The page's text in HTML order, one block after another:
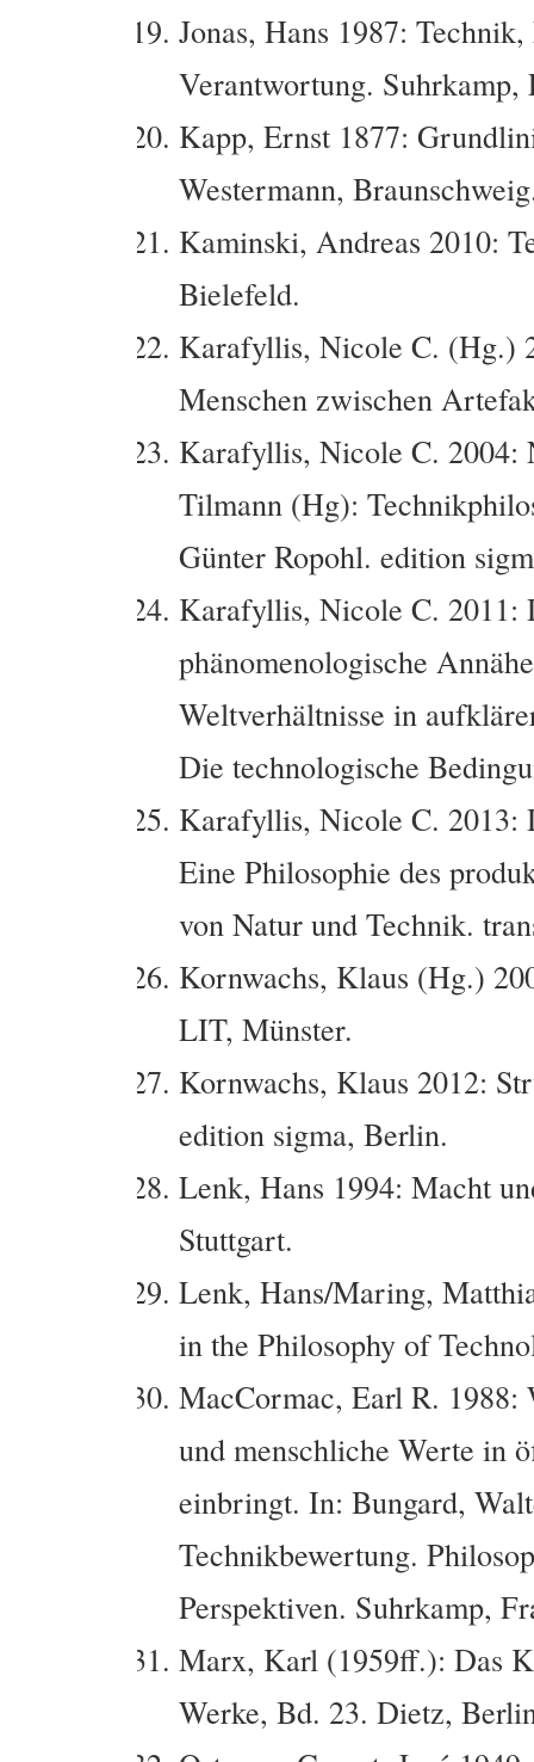
Jonas, Hans 1987:
Verantwortung.
Kapp, Ernst 1877:
Westermann,
Kaminski, Andreas 2010:
Bielefeld.
Karafyllis, Nicole C. (Hg.)
Menschen zwischen
Karafyllis, Nicole C. 2004:
Tilmann (Hg):
Günter Ropohl. edition
Karafyllis, Nicole C. 2011:
phänomenologische
Weltverhältnisse in
Die technologische
Karafyllis, Nicole C. 2013:
Eine Philosophie des
von Natur und Technik.
Kornwachs, Klaus (Hg.)
LIT, Münster.
Kornwachs, Klaus 2012:
edition sigma, Berlin.
Lenk, Hans 1994: Macht
Stuttgart.
Lenk, Hans/Maring,
in the Philosophy of
MacCormac, Earl R. 1988:
und menschliche Werte in
einbringt. In: Bungard,
Technikbewertung.
Perspektiven. Suhrkamp,
Marx, Karl (1959ff.): Das
Werke, Bd. 23. Dietz,